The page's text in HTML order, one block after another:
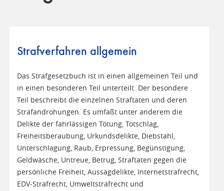
Strafverfahren allgemein
Das Strafgesetzbuch ist in einen allgemeinen Teil und
in einen besonderen Teil unterteilt. Der besondere
Teil beschreibt die einzelnen Straftaten und deren
Strafandrohungen. Es umfaßt unter anderem die
Delikte der fahrlässigen Tötung, Totschlag,
Freiheitsberaubung, Urkundsdelikte, Diebstahl,
Unterschlagung, Raub, Erpressung, Begünstigung,
Geldwäsche, Untreue, Betrug, Straftaten gegen die
persönliche Freiheit, Aussagdelikte, Internetstrafrecht,
EDV-Strafrecht, Umweltstrafrecht und